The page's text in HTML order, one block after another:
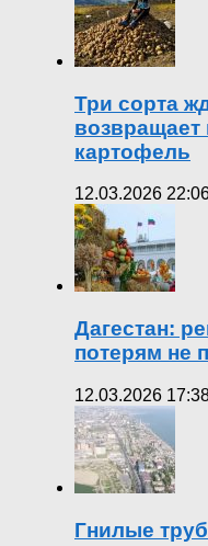
Три сорта
возвращает
картофель
12.03.2026
Дагестан:
потерям не
12.03.2026
Гнилые